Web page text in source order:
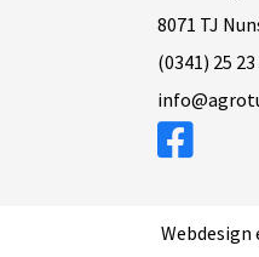
8071 TJ
(0341) 25 23
Webdesign